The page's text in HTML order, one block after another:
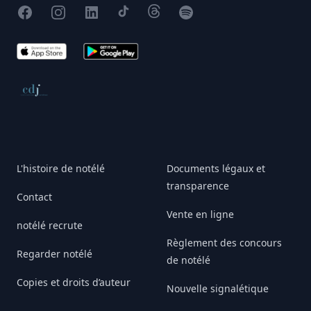
FacebookInstagram
X TikTokThreadsSpotify
App Store Google Play
Conseil de déontologie journalistique
L'histoire de notélé
Contact
notélé recrute
Regarder notélé
Copies et droits d’auteur
Documents légaux et
transparence
Vente en ligne
Règlement des concours
de notélé
Nouvelle signalétique